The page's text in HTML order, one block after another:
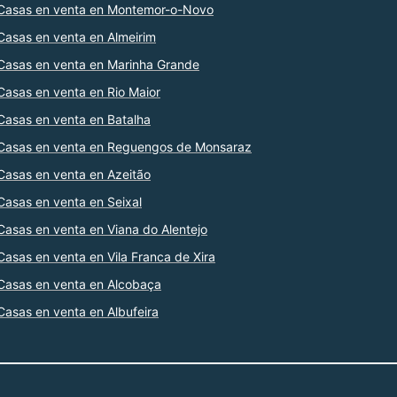
en venta en Montemor-o-Novo
en venta en Almeirim
en venta en Marinha Grande
en venta en Rio Maior
en venta en Batalha
en venta en Reguengos de Monsaraz
en venta en Azeitão
en venta en Seixal
en venta en Viana do Alentejo
en venta en Vila Franca de Xira
en venta en Alcobaça
en venta en Albufeira